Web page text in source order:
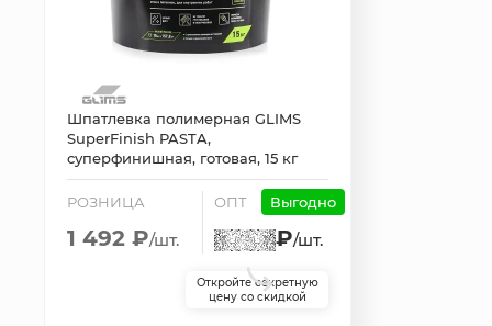
Шпатлевка полимерная GLIMS
SuperFinish PASTA,
суперфинишная, готовая, 15 кг
РОЗНИЦА
1 492 ₽/шт.
ОПТ Выгодно
₽/шт.
Откройте секретную
цену со скидкой